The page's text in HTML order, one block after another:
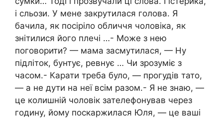
і сльози. У мене закрутилася голова. Я
бачила, як посіріло обличчя чоловіка, як
знітилися його плечі …- Може з нею
поговорити? — мама засмутилася, — Ну
підліток, бунтує, ревнує … Чи зрозуміє з
часом.- Карати треба було, — прогудів тато,
— а не дути на неї всім разом.- Я не знаю, —
це колишній чоловік зателефонував через
годину, йому поскаржилася Юля, — це ваші